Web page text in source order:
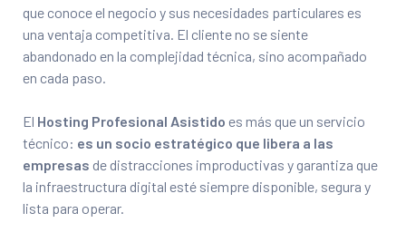
que conoce el negocio y sus necesidades particulares es
una ventaja competitiva. El cliente no se siente
abandonado en la complejidad técnica, sino acompañado
en cada paso.
El Hosting Profesional Asistido es más que un servicio
técnico: es un socio estratégico que libera a las
empresas de distracciones improductivas y garantiza que
la infraestructura digital esté siempre disponible, segura y
lista para operar.